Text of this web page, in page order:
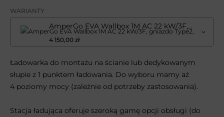
WARIANTY
AmperGo EVA Wallbox 1M AC 22 kW/3F, gniazdo Type2, RFID
4 150,00 zł
Ładowarka do montażu na ścianie lub dedykowanym
słupie z 1 punktem ładowania. Do wyboru mamy aż
4 poziomy mocy (zależnie od potrzeby zastosowania).
Stacja ładująca oferuje szeroką gamę opcji obsługi (do